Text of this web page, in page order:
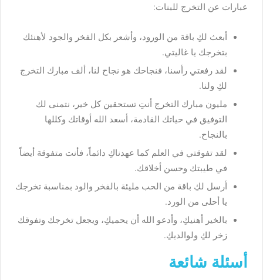
عبارات عن التخرج للبنات:
أبعث لكِ باقة من الورود، وأشعر بكل الفخر والجود لأهنئك
بتخرجك يا غاليتي.
لقد رفعتي رأسنا، فنجاحك هو نجاح لنا، ألف مبارك التخرج
لكِ ولنا.
مليون مبارك التخرج أنتِ تستحقين كل خير، نتمنى لك
التوفيق في حياتك القادمة، أسعد الله أوقاتك وكللها
بالنجاح.
لقد تفوقتي في العلم كما عهدناكِ دائماً، فأنت متفوقة أيضاً
في طيبتك وحسن أخلاقك.
أرسل لكِ باقة من الحب مليئة بالفخر والود بمناسبة تخرجك
يا أحلى من الورد.
بالخير أهنيكِ، وأدعو الله أن يحميكِ، ويجعل تخرجك وتفوقك
زخر لكِ ولوالديكِ.
أسئلة شائعة